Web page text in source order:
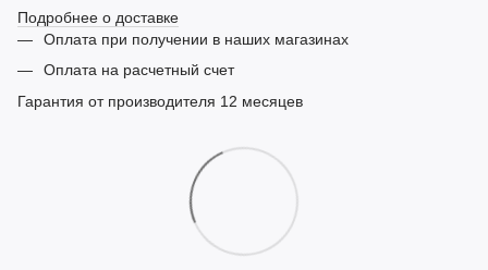
Подробнее о доставке
Оплата при получении в наших магазинах
Оплата на расчетный счет
Гарантия от производителя 12 месяцев